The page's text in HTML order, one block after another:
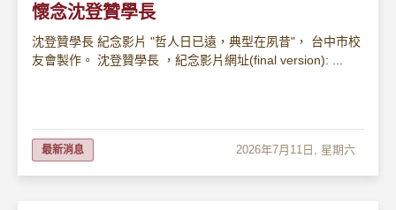
懷念沈登贊學長
沈登贊學長 紀念影片 "哲人日已遠，典型在夙昔"， 台中市校
友會製作。 沈登贊學長 ，紀念影片網址(final version): ...
最新消息 2026年7月11日, 星期六